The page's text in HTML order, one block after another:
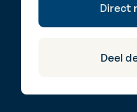
Direct
Deel